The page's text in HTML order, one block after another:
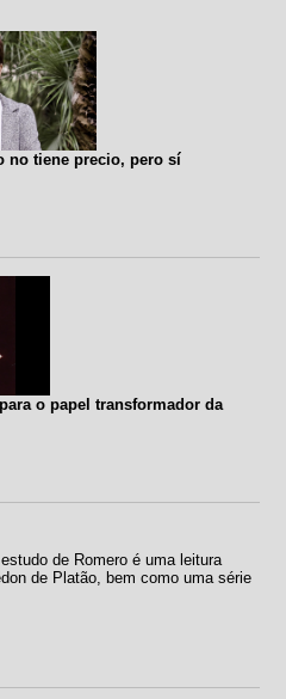
no tiene precio, pero sí
o papel transformador da
de Romero é uma leitura
de Platão, bem como uma série